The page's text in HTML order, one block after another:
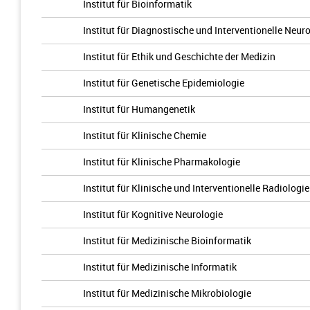
Institut für Bioinformatik
Institut für Diagnostische und Interventionelle
Institut für Ethik und Geschichte der Medizin
Institut für Genetische Epidemiologie
Institut für Humangenetik
Institut für Klinische Chemie
Institut für Klinische Pharmakologie
Institut für Klinische und Interventionelle Radiologie
Institut für Kognitive Neurologie
Institut für Medizinische Bioinformatik
Institut für Medizinische Informatik
Institut für Medizinische Mikrobiologie